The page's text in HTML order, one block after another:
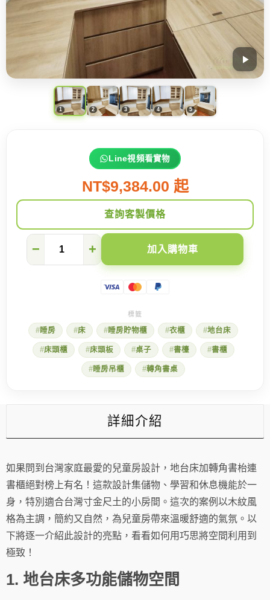
Line視頻看實物
NT$9,384.00 起
查詢客製價格
的
計！
地
床
量
− + 加入購物車
睡房 床 睡房貯物櫃 衣櫃 地台床
床頭櫃 床頭板 桌子 書檯 書櫃
睡房吊櫃 轉角書桌
詳細介紹
如果問到台灣家庭最愛的兒童房設計，地台床加轉角書枱連
書櫃絕對榜上有名！這款設計集儲物、學習和休息機能於一
身，特別適合台灣寸金尺土的小房間。這次的案例以木紋風
格為主調，簡約又自然，為兒童房帶來溫暖舒適的氣氛。以
下將逐一介紹此設計的亮點，看看如何用巧思將空間利用到
極致！
1. 地台床多功能儲物空間